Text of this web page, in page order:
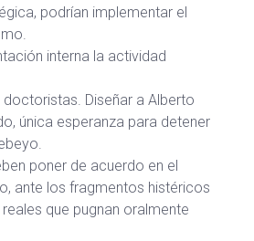
podrían implementar el
interna la actividad
Diseñar a Alberto
única esperanza para detener
poner de acuerdo en el
ante los fragmentos histéricos
que pugnan oralmente